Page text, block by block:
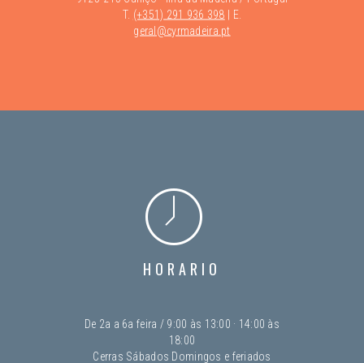
T. (+351) 291 936 398 | E.
geral@cyrmadeira.pt
HORARIO
De 2a a 6a feira / 9:00 às 13:00 · 14:00 às
18:00
Cerras Sábados Domingos e feriados